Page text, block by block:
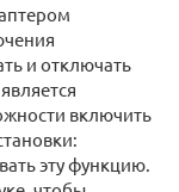
и отключать
включить
эту функцию.